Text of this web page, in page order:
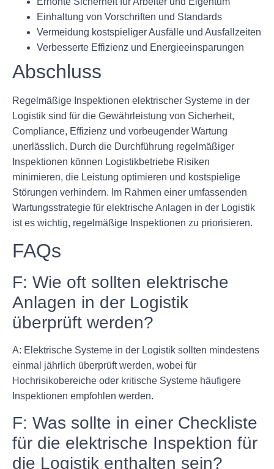
Einhaltung von Vorschriften und Standards
Vermeidung kostspieliger Ausfälle und Ausfallzeiten
Verbesserte Effizienz und Energieeinsparungen
Abschluss
Regelmäßige Inspektionen elektrischer Systeme in der
Logistik sind für die Gewährleistung von Sicherheit,
Compliance, Effizienz und vorbeugender Wartung
unerlässlich. Durch die Durchführung regelmäßiger
Inspektionen können Logistikbetriebe Risiken
minimieren, die Leistung optimieren und kostspielige
Störungen verhindern. Im Rahmen einer umfassenden
Wartungsstrategie für elektrische Anlagen in der Logistik
ist es wichtig, regelmäßige Inspektionen zu priorisieren.
FAQs
F: Wie oft sollten elektrische
Anlagen in der Logistik
überprüft werden?
A: Elektrische Systeme in der Logistik sollten mindestens
einmal jährlich überprüft werden, wobei für
Hochrisikobereiche oder kritische Systeme häufigere
Inspektionen empfohlen werden.
F: Was sollte in einer Checkliste
für die elektrische Inspektion für
die Logistik enthalten sein?